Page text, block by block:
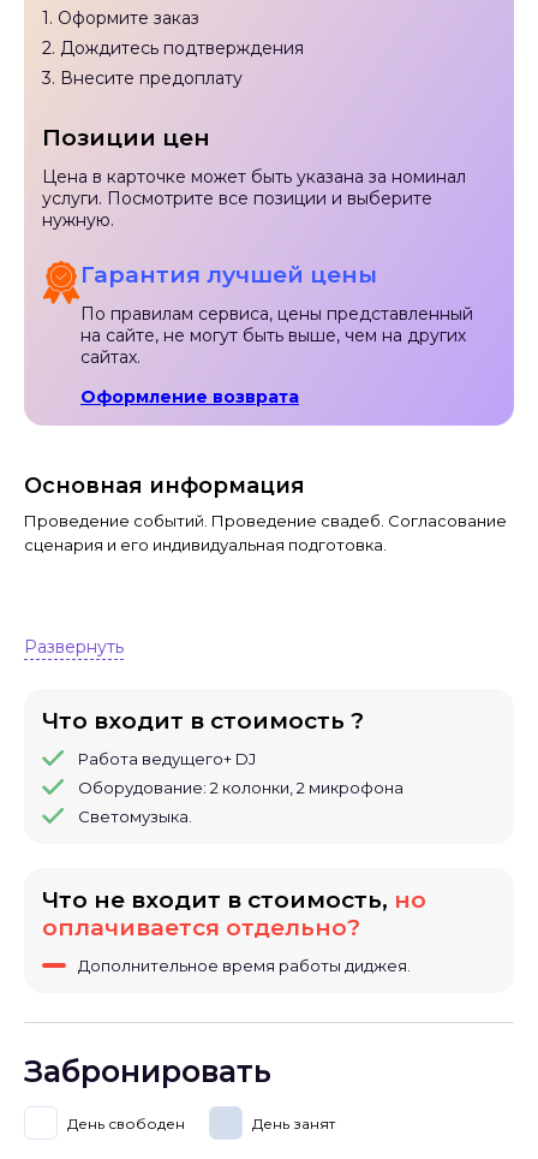
1. Оформите заказ
2. Дождитесь подтверждения
3. Внесите предоплату
Позиции цен
Цена в карточке может быть указана за номинал
услуги. Посмотрите все позиции и выберите
нужную.
Гарантия лучшей цены
По правилам сервиса, цены представленный
на сайте, не могут быть выше, чем на других
сайтах.
Оформление возврата
Основная информация
Проведение событий. Проведение свадеб. Согласование
сценария и его индивидуальная подготовка.
Развернуть
Что входит в стоимость ?
Работа ведущего+ DJ
Оборудование: 2 колонки, 2 микрофона
Светомузыка.
Что не входит в стоимость, но
оплачивается отдельно?
Дополнительное время работы диджея.
Забронировать
День свободен День занят